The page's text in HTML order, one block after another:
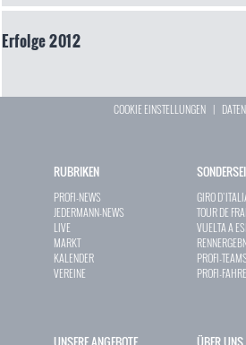
Erfolge 2012
COOKIE EINSTELLUNGEN |
RUBRIKEN
PROFI-NEWS
JEDERMANN-NEWS
LIVE
MARKT
KALENDER
VEREINE
GIRO
TOUR DE
VUELTA A
PROFI-TEAMS
PROFI-